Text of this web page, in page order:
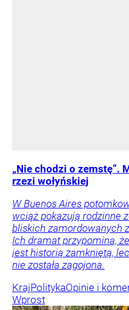
„Nie chodzi o zemstę”.
rzezi wołyńskiej
W Buenos Aires
wciąż pokazują rodzinne
bliskich zamordowanych
Ich dramat przypomina,
jest historią zamkniętą,
nie została zagojona.
KrajPolitykaOpinie i
Wprost